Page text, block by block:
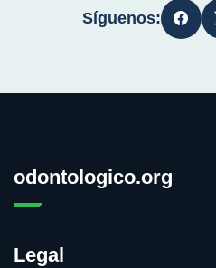
Síguenos:
odontologico.org
Legal